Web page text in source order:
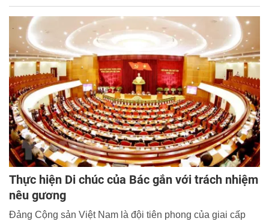
Thực hiện Di chúc của Bác gắn với trách nhiệm
nêu gương
Đảng Cộng sản Việt Nam là đội tiên phong của giai cấp